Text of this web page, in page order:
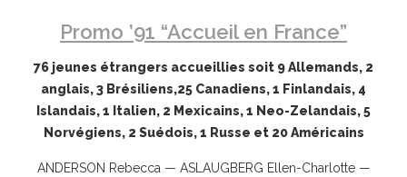
Promo ’91 “Accueil en France”
76 jeunes étrangers accueillies soit 9 Allemands, 2
anglais, 3 Brésiliens,25 Canadiens, 1 Finlandais, 4
Islandais, 1 Italien, 2 Mexicains, 1 Neo-Zelandais, 5
Norvégiens, 2 Suédois, 1 Russe et 20 Américains
ANDERSON Rebecca — ASLAUGBERG Ellen-Charlotte —